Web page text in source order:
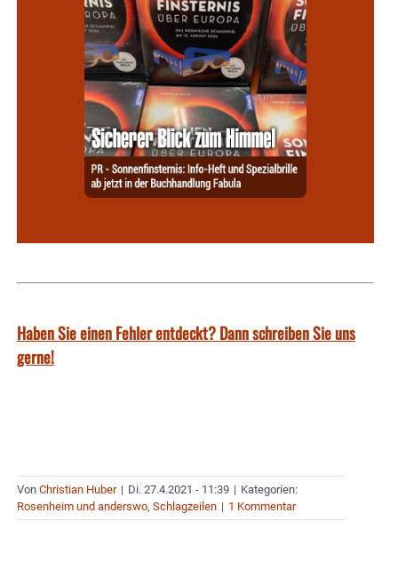
Haben Sie einen Fehler entdeckt? Dann schreiben Sie uns
gerne!
Von Christian Huber | Di. 27.4.2021 - 11:39 | Kategorien:
Rosenheim und anderswo, Schlagzeilen | 1 Kommentar